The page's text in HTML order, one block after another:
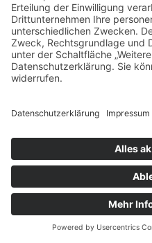
Bad Düben mit dem Rad